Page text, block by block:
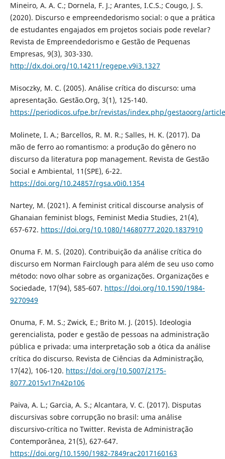
Mineiro, A. A. C.; Dornela, F. J.; Arantes, I.C.S.; Cougo, J. S.
(2020). Discurso e empreendedorismo social: o que a prática
de estudantes engajados em projetos sociais pode revelar?
Revista de Empreendedorismo e Gestão de Pequenas
Empresas, 9(3), 303-330.
http://dx.doi.org/10.14211/regepe.v9i3.1327
Misoczky, M. C. (2005). Análise crítica do discurso: uma
apresentação. Gestão.Org, 3(1), 125-140.
https://periodicos.ufpe.br/revistas/index.php/gestaoorg/
Molinete, I. A.; Barcellos, R. M. R.; Salles, H. K. (2017). Da
mão de ferro ao romantismo: a produção do gênero no
discurso da literatura pop management. Revista de Gestão
Social e Ambiental, 11(SPE), 6-22.
https://doi.org/10.24857/rgsa.v0i0.1354
Nartey, M. (2021). A feminist critical discourse analysis of
Ghanaian feminist blogs, Feminist Media Studies, 21(4),
657-672. https://doi.org/10.1080/14680777.2020.1837910
Onuma F. M. S. (2020). Contribuição da análise crítica do
discurso em Norman Fairclough para além de seu uso como
método: novo olhar sobre as organizações. Organizações e
Sociedade, 17(94), 585-607. https://doi.org/10.1590/1984-
9270949
Onuma, F. M. S.; Zwick, E.; Brito M. J. (2015). Ideologia
gerencialista, poder e gestão de pessoas na administração
pública e privada: uma interpretação sob a ótica da análise
crítica do discurso. Revista de Ciências da Administração,
17(42), 106-120. https://doi.org/10.5007/2175-
8077.2015v17n42p106
Paiva, A. L.; Garcia, A. S.; Alcantara, V. C. (2017). Disputas
discursivas sobre corrupção no brasil: uma análise
discursivo-crítica no Twitter. Revista de Administração
Contemporânea, 21(5), 627-647.
https://doi.org/10.1590/1982-7849rac2017160163